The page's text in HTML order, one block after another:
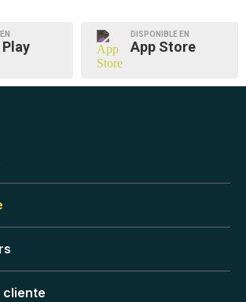
DISPONIBLE EN
App Store
cliente